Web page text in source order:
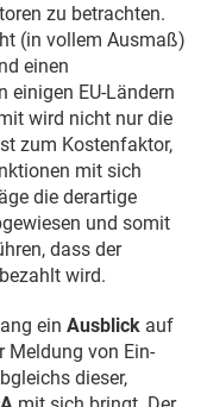
zu betrachten.
(in vollem Ausmaß)
einen
EU-Ländern
wird nicht nur die
zum Kostenfaktor,
mit sich
die derartige
und somit
dass der
wird.
ein Ausblick auf
Meldung von Ein-
dieser,